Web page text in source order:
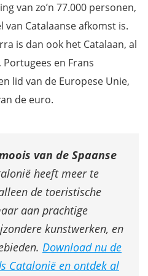
del Comapedrosa
reisgids Catalonië
van zo’n 77.000 personen,
Catalaanse afkomst is.
is dan ook het Catalaan, al
en Frans
lid van de Europese Unie,
de euro.
van de Spaanse
heeft meer te
de toeristische
aan prachtige
kunstwerken, en
Download nu de
Catalonië en ontdek al